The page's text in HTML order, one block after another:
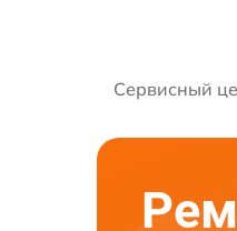
Сервисный